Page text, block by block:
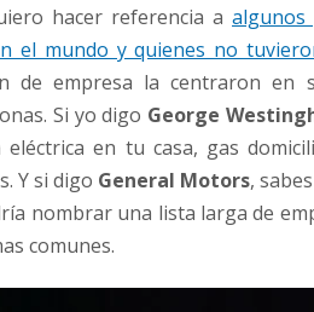
hacer referencia a algunos
el mundo y quienes no
de empresa la centraron en
Si yo digo George
en tu casa, gas
Y si digo General Motors,
nombrar una lista larga de
comunes.